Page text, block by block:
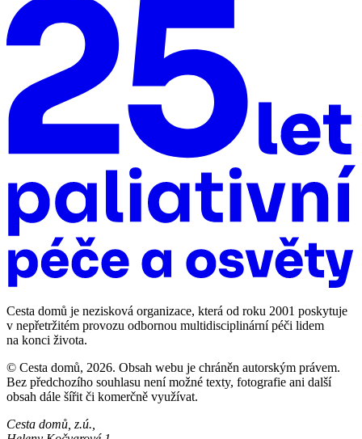
Cesta domů je nezisková organizace, která od roku 2001 poskytuje
v nepřetržitém provozu odbornou multidisciplinární péči lidem
na konci života.
© Cesta domů, 2026. Obsah webu je chráněn autorským právem.
Bez předchozího souhlasu není možné texty, fotografie ani další
obsah dále šířit či komerčně využívat.
Cesta domů, z.ú.,